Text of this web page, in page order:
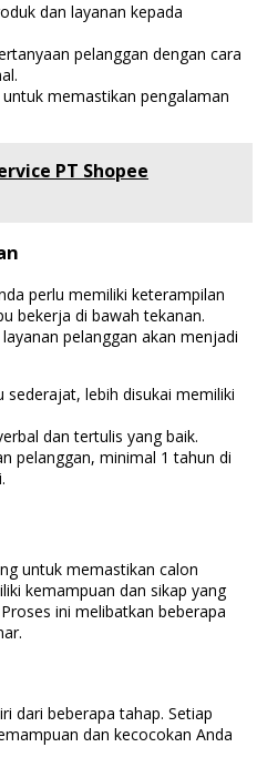
dan layanan kepada
pelanggan dengan cara
memastikan pengalaman
PT Shopee
perlu memiliki keterampilan
bekerja di bawah tekanan.
pelanggan akan menjadi
sederajat, lebih disukai memiliki
dan tertulis yang baik.
pelanggan, minimal 1 tahun di
untuk memastikan calon
kemampuan dan sikap yang
ini melibatkan beberapa
dari beberapa tahap. Setiap
dan kecocokan Anda